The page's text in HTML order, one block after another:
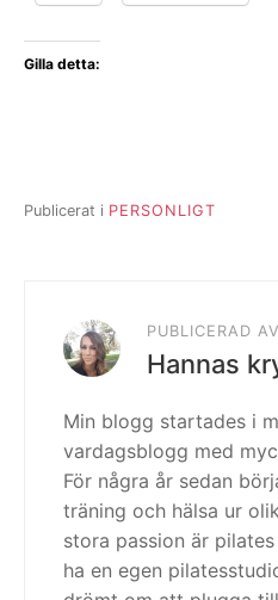
Gilla detta:
Publicerat i PERSONLIGT
PUBLICERAD AV
Hannas
Min blogg startades i
vardagsblogg med
För några år sedan
träning och hälsa ur
stora passion är
ha en egen